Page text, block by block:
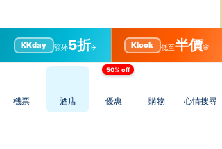
KKday 額外5折✈️ Klook 低至半價🌸
機票 酒店
50% off
優惠 購物 心情搜尋